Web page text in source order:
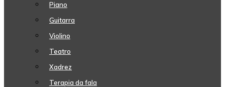
Piano
Guitarra
Violino
Teatro
Xadrez
Terapia da fala